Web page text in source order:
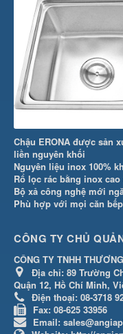
Chậu ERONA được sản
liền nguyên khối
Nguyên liệu inox 100%
Rổ lọc rác bằng inox cao
Bộ xả công nghệ mới
Phù hợp với mọi căn bếp
CÔNG TY CHỦ
CÔNG TY TNHH
Địa chỉ: 89 Trường
Quận 12, Hồ Chí Minh,
Điện thoại: 08-3718
Fax: 08-625 33956
Email: